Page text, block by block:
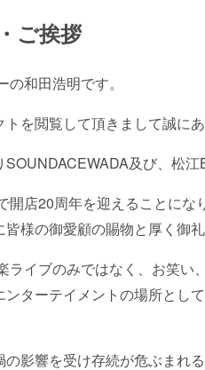
ご挨拶
和田浩明です。
トを閲覧して頂きまして誠に
SOUNDACEWADA及び、松
開店20周年を迎えることにな
皆様の御愛顧の賜物と厚く御
ライブのみではなく、お笑い
ンターテイメントの場所とし
の影響を受け存続が危ぶまれ